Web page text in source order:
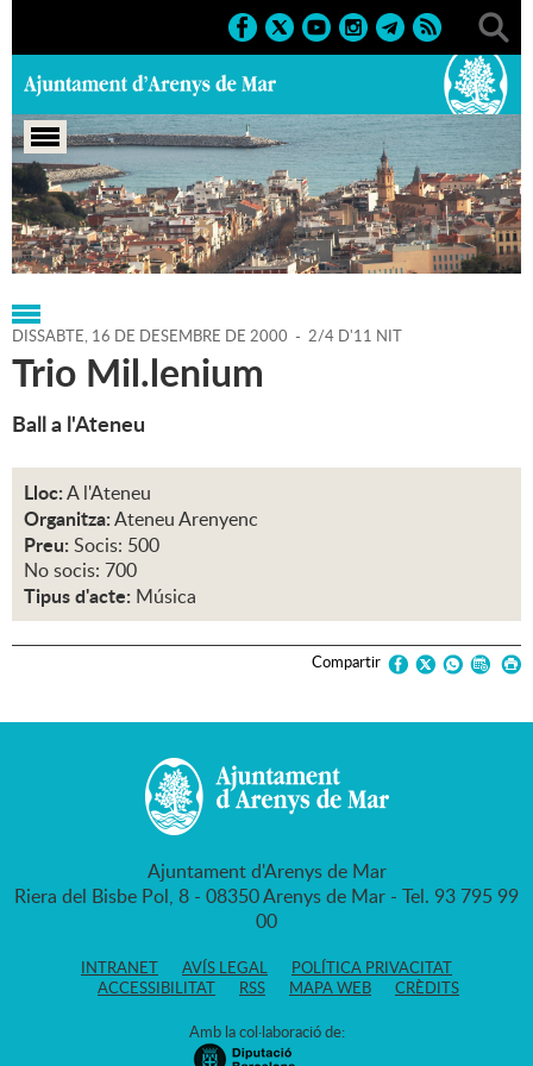
Portada > Regidories > Cultura > Agenda > 16-12-2000
DISSABTE, 16 DE DESEMBRE DE 2000 - 2/4 D'11 NIT
Trio Mil.lenium
Ball a l'Ateneu
Lloc:A l'Ateneu
Organitza:Ateneu Arenyenc
Preu: Socis: 500
No socis: 700
Tipus d'acte: Música
Compartir
Ajuntament d'Arenys de Mar
Riera del Bisbe Pol, 8 - 08350 Arenys de Mar - Tel. 93 795 99
00
INTRANET AVÍS LEGAL
POLÍTICA PRIVACITAT
ACCESSIBILITAT
RSS MAPA WEB CRÈDITS
Amb la col·laboració de: